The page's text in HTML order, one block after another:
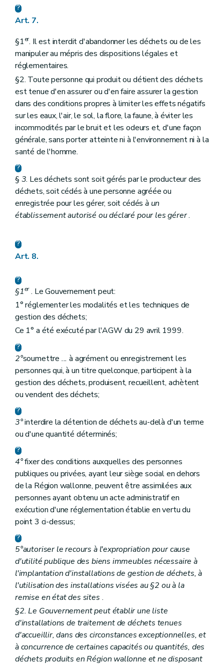
Art. 7.
§1er. Il est interdit d'abandonner les déchets ou de les
manipuler au mépris des dispositions légales et
réglementaires.
§2. Toute personne qui produit ou détient des déchets
est tenue d'en assurer ou d'en faire assurer la gestion
dans des conditions propres à limiter les effets négatifs
sur les eaux, l'air, le sol, la flore, la faune, à éviter les
incommodités par le bruit et les odeurs et, d'une façon
générale, sans porter atteinte ni à l'environnement ni à la
santé de l'homme.
§ 3. Les déchets sont soit gérés par le producteur des
déchets, soit cédés à une personne agréée ou
enregistrée pour les gérer, soit cédés à un
établissement autorisé ou déclaré pour les gérer.
Art. 8.
§1er. Le Gouvernement peut:
1° réglementer les modalités et les techniques de
gestion des déchets;
Ce 1° a été exécuté par l'AGW du 29 avril 1999.
2°soumettre ... à agrément ou enregistrement les
personnes qui, à un titre quelconque, participent à la
gestion des déchets, produisent, recueillent, achètent
ou vendent des déchets;
3°interdire la détention de déchets au-delà d'un terme
ou d'une quantité déterminés;
4°fixer des conditions auxquelles des personnes
publiques ou privées, ayant leur siège social en dehors
de la Région wallonne, peuvent être assimilées aux
personnes ayant obtenu un acte administratif en
exécution d'une réglementation établie en vertu du
point 3 ci-dessus;
5°autoriser le recours à l'expropriation pour cause
d'utilité publique des biens immeubles nécessaire à
l'implantation d'installations de gestion de déchets, à
l'utilisation des installations visées au §2 ou à la
remise en état des sites .
§2. Le Gouvernement peut établir une liste
d'installations de traitement de déchets tenues
d'accueillir, dans des circonstances exceptionnelles, et
à concurrence de certaines capacités ou quantités, des
déchets produits en Région wallonne et ne disposant